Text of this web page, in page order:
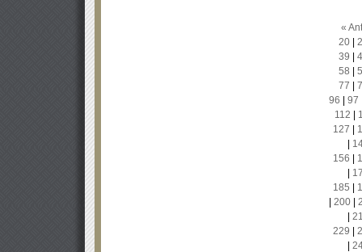
«
20|
39
58
77
96
97
112
127
156
185
200|
229